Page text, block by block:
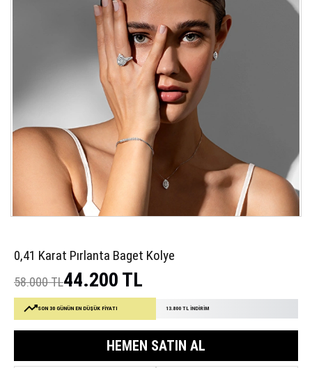
0,41 Karat Pırlanta Baget Kolye
58.000 TL44.200 TL
SON 30 GÜNÜN EN DÜŞÜK FİYATI 13.800 TL İNDİRİM
HEMEN SATIN AL